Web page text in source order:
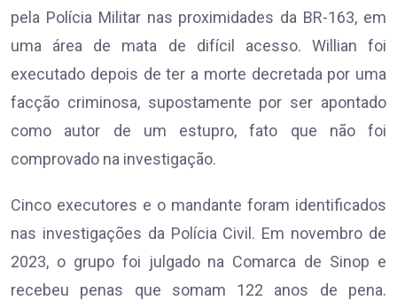
pela Polícia Militar nas proximidades da BR-163, em
uma área de mata de difícil acesso. Willian foi
executado depois de ter a morte decretada por uma
facção criminosa, supostamente por ser apontado
como autor de um estupro, fato que não foi
comprovado na investigação.
Cinco executores e o mandante foram identificados
nas investigações da Polícia Civil. Em novembro de
2023, o grupo foi julgado na Comarca de Sinop e
recebeu penas que somam 122 anos de pena.